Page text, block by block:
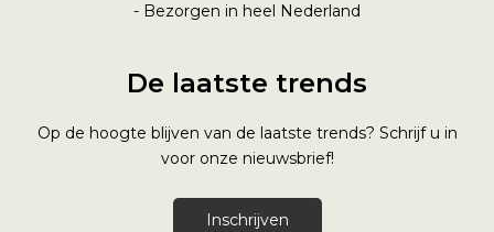
- Bezorgen in heel Nederland
De laatste trends
Op de hoogte blijven van de laatste trends? Schrijf u in
voor onze nieuwsbrief!
Inschrijven